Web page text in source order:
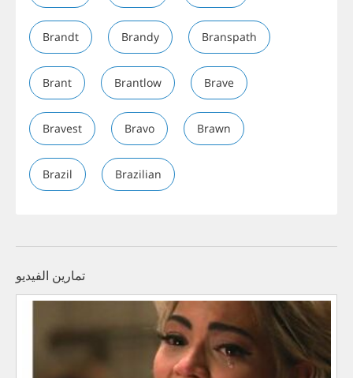
Brandt Brandy Branspath
Brant Brantlow Brave
Bravest Bravo Brawn
Brazil Brazilian
تمارين الفيديو